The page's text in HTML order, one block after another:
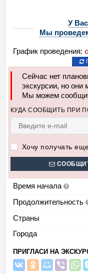
У
Мы
График проведения:
Сейчас нет
экскурсии, но они
Мы можем
КУДА СООБЩИТЬ ПРИ
Хочу получать
Время начала
Продолжительность
Страны
Города
ПРИГЛАСИ НА